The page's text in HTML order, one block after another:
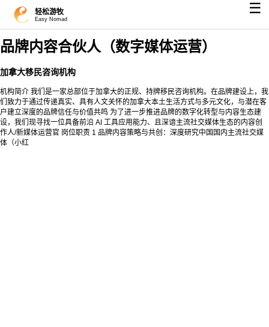
轻松游牧
Easy Nomad
☰
品牌内容合伙人（数字媒体运营）
加拿大移民咨询机构
机构简介 我们是一家总部位于加拿大的正规、持牌移民咨询机构。在品牌建设上，我
们致力于通过传递真实、具有人文关怀的加拿大本土生活方式与多元文化，与潜在客
户建立深度的品牌信任与价值共鸣 为了进一步推进品牌的数字化转型与内容生态建
设，我们现寻找一位具备前沿 AI 工具应用能力、且深谙主流社交媒体生态的内容创
作人/新媒体运营官 岗位职责 1 品牌内容策略与共创：深度研究中国国内主流社交媒
体（小红